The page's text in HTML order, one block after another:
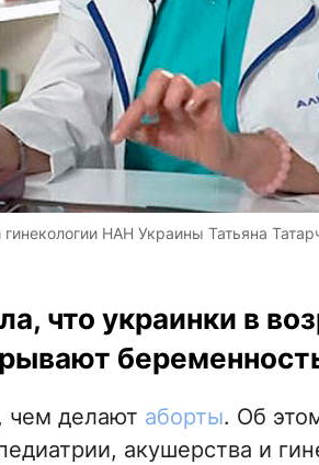
НАН Украины Татьяна
что украинки в
чем делают аборты. Об
акушерства и